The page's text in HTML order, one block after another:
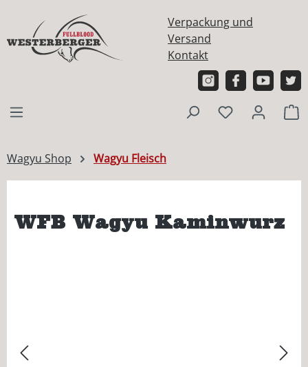
Verpackung und
Versand
Kontakt
Wagyu Shop Wagyu Fleisch
WFB Wagyu Kaminwurz